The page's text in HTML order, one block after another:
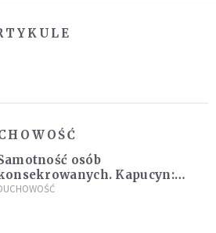
osób
Kapucyn:
w pojedynkę rzadko jest